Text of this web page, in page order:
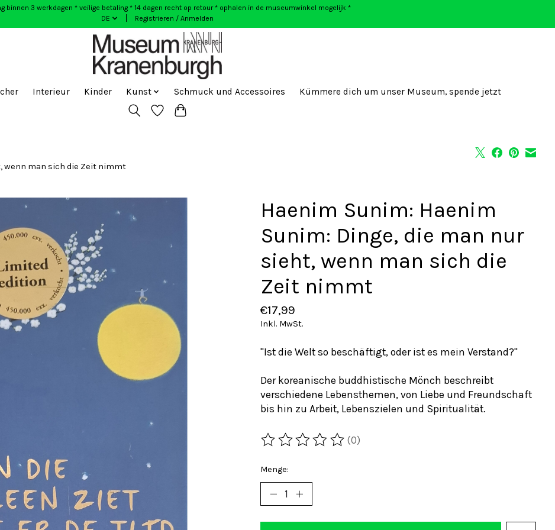
binnen 3 werkdagen * veilige betaling * 14 dagen recht op retour * ophalen in de museumwinkel mogelijk *
DE
Registrieren / Anmelden
Interieur Kinder Kunst Schmuck und Accessoires Kümmere dich um unser Museum, spende jetzt
wenn man sich die Zeit nimmt
Haenim Sunim: Haenim
Sunim: Dinge, die man nur
sieht, wenn man sich die
Zeit nimmt
€17,99
Inkl. MwSt.
"Ist die Welt so beschäftigt, oder ist es mein Verstand?"
Der koreanische buddhistische Mönch beschreibt
verschiedene Lebensthemen, von Liebe und Freundschaft
bis hin zu Arbeit, Lebenszielen und Spiritualität.
Die Bewertung dieses Produkts ist
(0)
Menge: